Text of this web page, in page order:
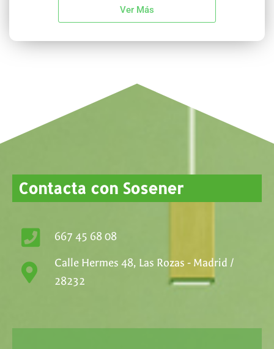
Ver Más
Contacta con Sosener
667 45 68 08
Calle Hermes 48, Las Rozas - Madrid /
28232